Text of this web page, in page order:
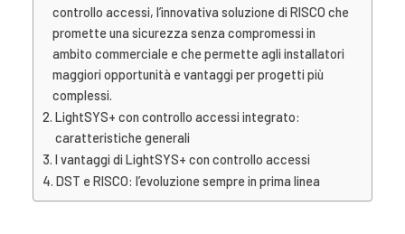
controllo accessi, l’innovativa soluzione di RISCO che
promette una sicurezza senza compromessi in
ambito commerciale e che permette agli installatori
maggiori opportunità e vantaggi per progetti più
complessi.
LightSYS+ con controllo accessi integrato:
caratteristiche generali
I vantaggi di LightSYS+ con controllo accessi
DST e RISCO: l’evoluzione sempre in prima linea